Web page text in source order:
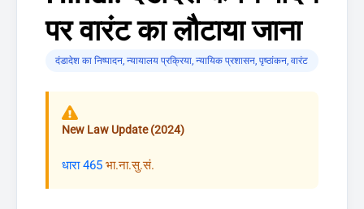
पर वारंट का लौटाया जाना
दंडादेश का निष्पादन, न्यायालय प्रक्रिया, न्यायिक प्रशासन, पृष्ठांकन, वारंट
New Law Update (2024)
धारा 465 भा.ना.सु.सं.